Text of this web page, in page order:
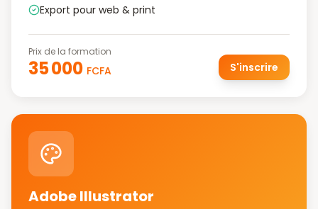
Export pour web & print
Prix de la formation
35 000 FCFA S'inscrire
Adobe Illustrator